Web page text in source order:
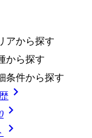
アから探す
から探す
条件から探す


